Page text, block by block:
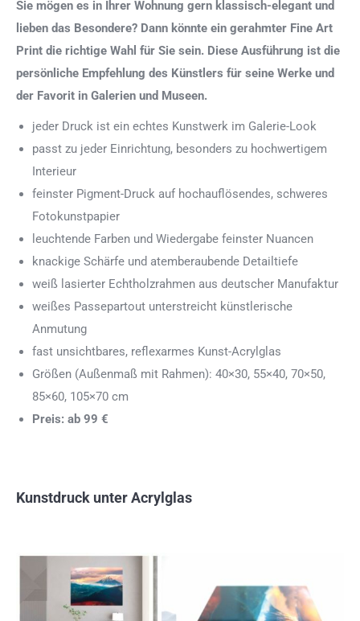
Sie mögen es in Ihrer Wohnung gern klassisch-elegant und
lieben das Besondere? Dann könnte ein gerahmter Fine Art
Print die richtige Wahl für Sie sein. Diese Ausführung ist die
persönliche Empfehlung des Künstlers für seine Werke und
der Favorit in Galerien und Museen.
jeder Druck ist ein echtes Kunstwerk im Galerie-Look
passt zu jeder Einrichtung, besonders zu hochwertigem
Interieur
feinster Pigment-Druck auf hochauflösendes, schweres
Fotokunstpapier
leuchtende Farben und Wiedergabe feinster Nuancen
knackige Schärfe und atemberaubende Detailtiefe
weiß lasierter Echtholzrahmen aus deutscher Manufaktur
weißes Passepartout unterstreicht künstlerische
Anmutung
fast unsichtbares, reflexarmes Kunst-Acrylglas
Größen (Außenmaß mit Rahmen): 40×30, 55×40, 70×50,
85×60, 105×70 cm
Preis: ab 99 €
Kunstdruck unter Acrylglas